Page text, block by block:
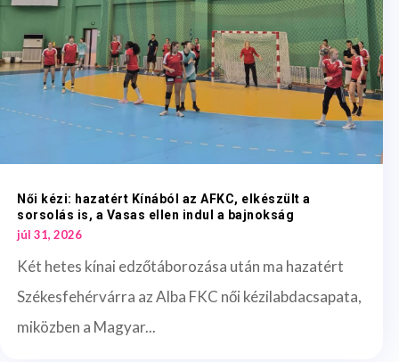
Női kézi: hazatért Kínából az AFKC, elkészült a
sorsolás is, a Vasas ellen indul a bajnokság
júl 31, 2026
Két hetes kínai edzőtáborozása után ma hazatért
Székesfehérvárra az Alba FKC női kézilabdacsapata,
miközben a Magyar...